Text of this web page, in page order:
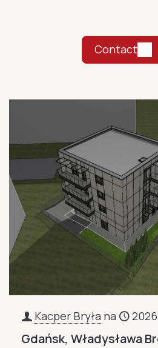
Contact
Kacper Bryła na
Gdańsk, Władysława